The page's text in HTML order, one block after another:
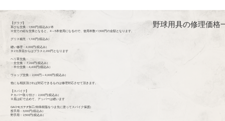
野球用具の修理価格
【グラブ】
革ひも交換：1,500円(税込み)/本
※全ての紐を交換となると、4～5本使用になるので、使用本数×1,500円の金額となります。
グリス補充：1,100円(税込み)
縫い修理：4,000円(税込み)
※2カ所目からはプラス2,200円となります
ヘリ革交換
・全交換 ： 7,260円(税込み)
・半分交換：4,400円(税込み)
ウェッブ交換：2,000円～4,000円(税込み)
他にも相談頂ければ対応できるものは修理対応させて頂きます。
【スパイク】
Ｐカバー取り付け：2,000円(税込み)
※底は釘で止めて、アッパーは縫います
GACHI(ガチ)P加工(特殊樹脂をつま先に塗ってスパイク保護)
投手用：3,000円(税込み)
野手用：2,500円(税込み)